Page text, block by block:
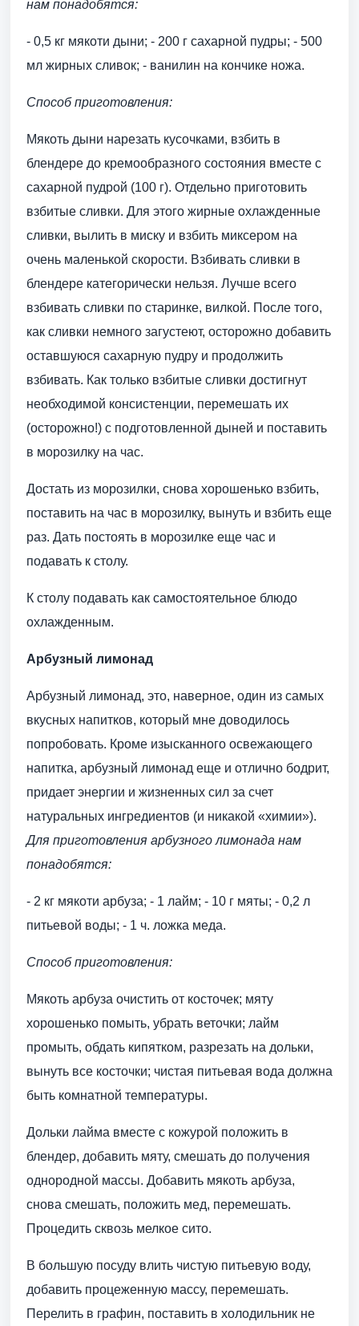
нам понадобятся:
- 0,5 кг мякоти дыни; - 200 г сахарной пудры; - 500
мл жирных сливок; - ванилин на кончике ножа.
Способ приготовления:
Мякоть дыни нарезать кусочками, взбить в
блендере до кремообразного состояния вместе с
сахарной пудрой (100 г). Отдельно приготовить
взбитые сливки. Для этого жирные охлажденные
сливки, вылить в миску и взбить миксером на
очень маленькой скорости. Взбивать сливки в
блендере категорически нельзя. Лучше всего
взбивать сливки по старинке, вилкой. После того,
как сливки немного загустеют, осторожно добавить
оставшуюся сахарную пудру и продолжить
взбивать. Как только взбитые сливки достигнут
необходимой консистенции, перемешать их
(осторожно!) с подготовленной дыней и поставить
в морозилку на час.
Достать из морозилки, снова хорошенько взбить,
поставить на час в морозилку, вынуть и взбить еще
раз. Дать постоять в морозилке еще час и
подавать к столу.
К столу подавать как самостоятельное блюдо
охлажденным.
Арбузный лимонад
Арбузный лимонад, это, наверное, один из самых
вкусных напитков, который мне доводилось
попробовать. Кроме изысканного освежающего
напитка, арбузный лимонад еще и отлично бодрит,
придает энергии и жизненных сил за счет
натуральных ингредиентов (и никакой «химии»).
Для приготовления арбузного лимонада нам
понадобятся:
- 2 кг мякоти арбуза; - 1 лайм; - 10 г мяты; - 0,2 л
питьевой воды; - 1 ч. ложка меда.
Способ приготовления:
Мякоть арбуза очистить от косточек; мяту
хорошенько помыть, убрать веточки; лайм
промыть, обдать кипятком, разрезать на дольки,
вынуть все косточки; чистая питьевая вода должна
быть комнатной температуры.
Дольки лайма вместе с кожурой положить в
блендер, добавить мяту, смешать до получения
однородной массы. Добавить мякоть арбуза,
снова смешать, положить мед, перемешать.
Процедить сквозь мелкое сито.
В большую посуду влить чистую питьевую воду,
добавить процеженную массу, перемешать.
Перелить в графин, поставить в холодильник не